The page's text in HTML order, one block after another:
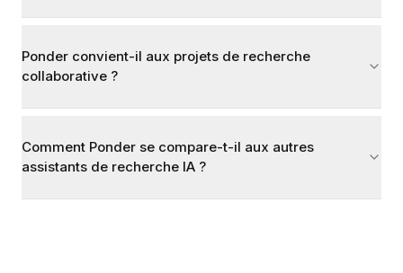
Ponder convient-il aux projets de recherche
collaborative ?
Comment Ponder se compare-t-il aux autres
assistants de recherche IA ?